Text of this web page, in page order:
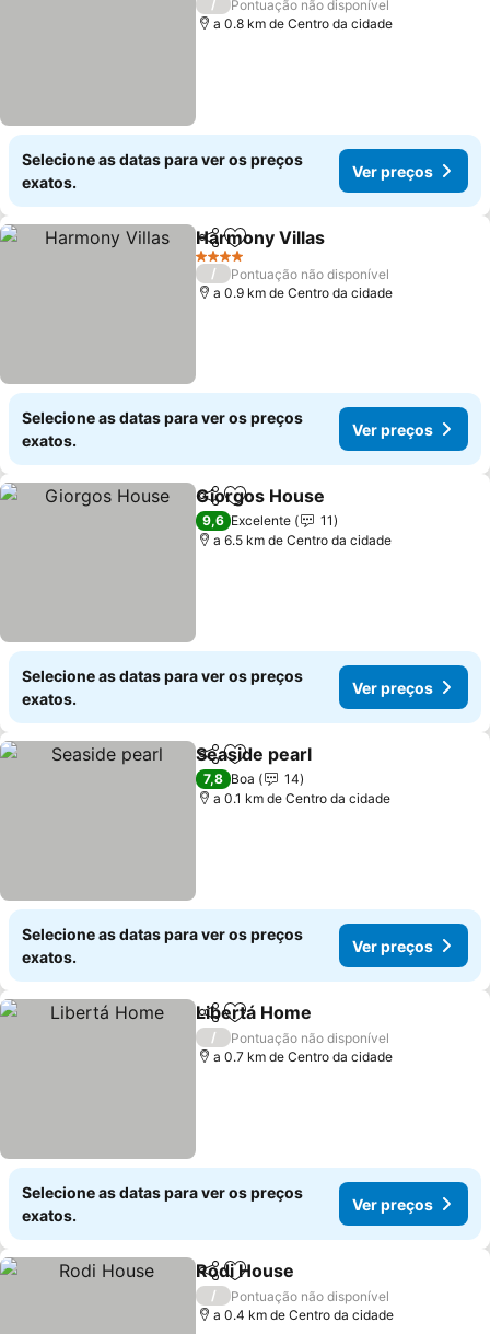
/
Pontuação não disponível
a 0.8 km de Centro da cidade
Selecione as datas para ver os preços
exatos.
Ver preços
PartilharAdicionar aos favoritos
Harmony Villas
4 Estrelas
/
Pontuação não disponível
a 0.9 km de Centro da cidade
Selecione as datas para ver os preços
exatos.
Ver preços
PartilharAdicionar aos favoritos
Giorgos House
9,6 Excelente
11
a 6.5 km de Centro da cidade
Selecione as datas para ver os preços
exatos.
Ver preços
PartilharAdicionar aos favoritos
Seaside pearl
7,8 Boa
14
a 0.1 km de Centro da cidade
Selecione as datas para ver os preços
exatos.
Ver preços
PartilharAdicionar aos favoritos
Libertá Home
/
Pontuação não disponível
a 0.7 km de Centro da cidade
Selecione as datas para ver os preços
exatos.
Ver preços
PartilharAdicionar aos favoritos
Rodi House
/
Pontuação não disponível
a 0.4 km de Centro da cidade